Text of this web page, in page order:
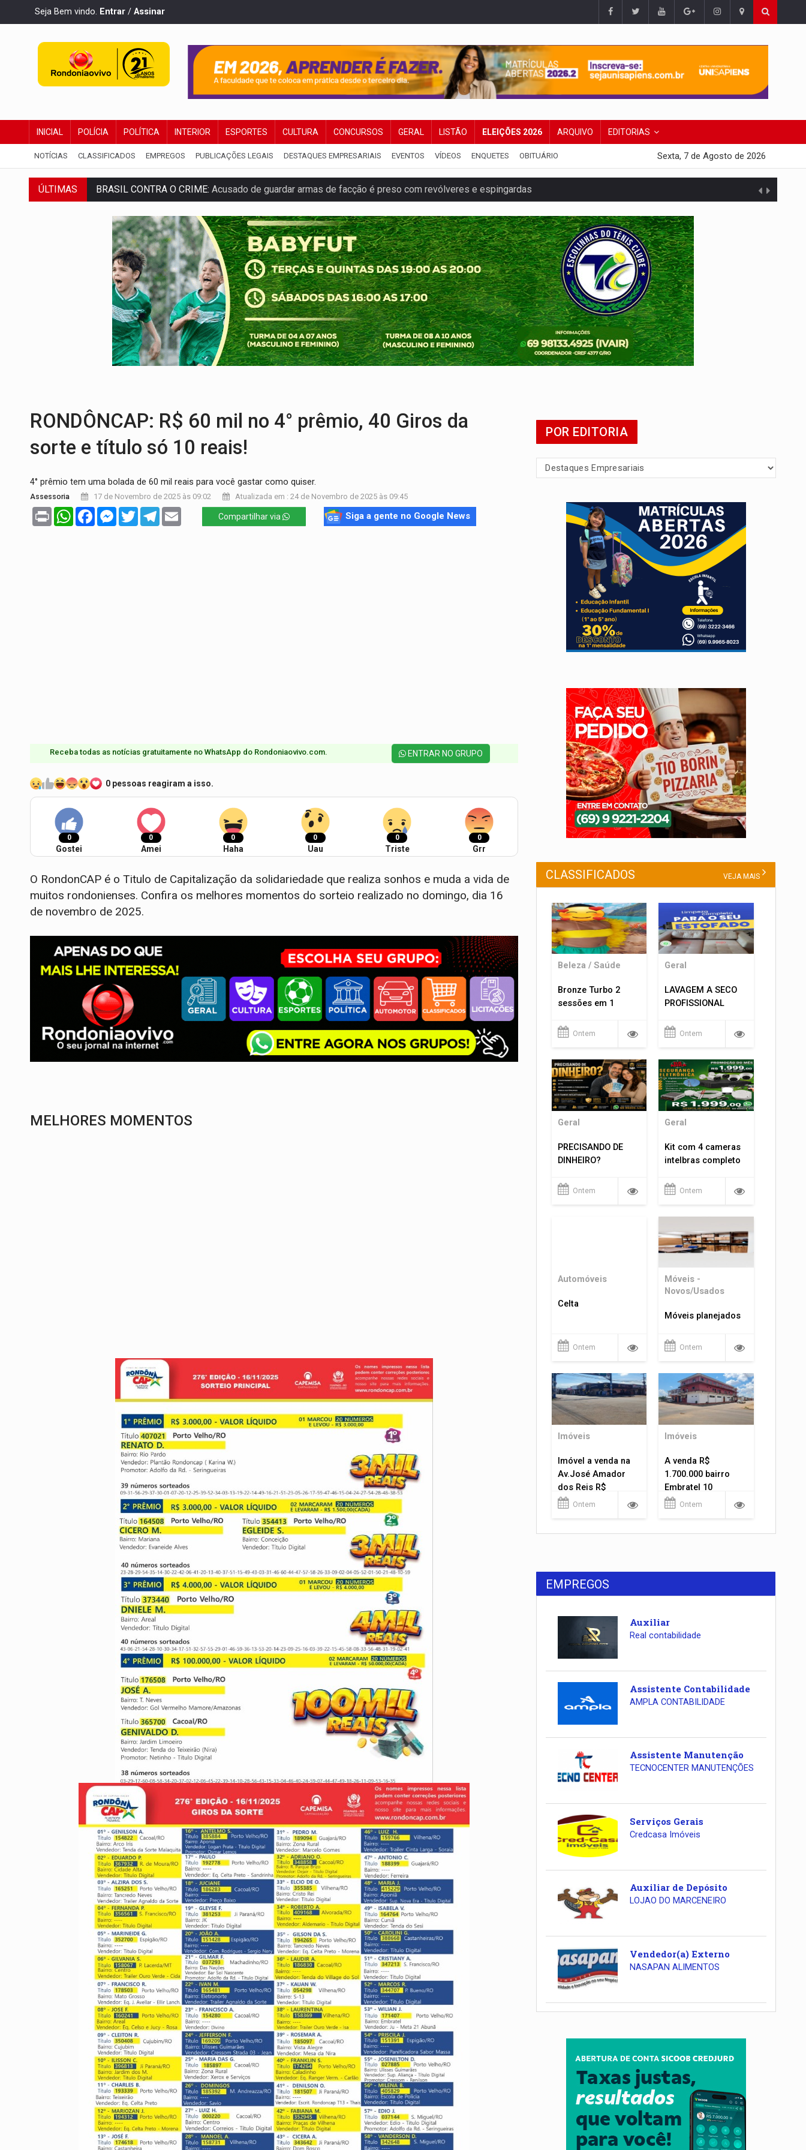
Seja Bem vindo. Entrar / Assinar
INICIAL POLÍCIA POLÍTICA INTERIOR ESPORTES CULTURA CONCURSOS GERAL LISTÃO ELEIÇÕES 2026 ARQUIVO EDITORIAS
NOTÍCIAS CLASSIFICADOS EMPREGOS PUBLICAÇÕES LEGAIS DESTAQUES EMPRESARIAIS EVENTOS VÍDEOS ENQUETES OBITUÁRIO Sexta, 7 de Agosto de 2026
ÚLTIMAS BRASIL CONTRA O CRIME: Acusado de guardar armas de facção é preso com revólveres e espingardas
TRANSPORTE DE ARROZ:MPF assegura cumprimento da legislação sobre transporte de cargas por empresa
DEEPFAKE:Sancionada lei contra violência sexual infantil na internet e via IA
COLEGIADO:Brasil e Rússia discutem energia nuclear, defesa e ciência em Brasília
URGENTE:Colisão entre caminhão e carro deixa quatro mortos e um em estado grave na BR
ENCONTRO:Amazônia Negra ganha projeção nacional com participação de Marcela Bonfim
PREVISÃO:Porto Velho tem chances de chuvas isoladas nesta sexta-feira (7)
RONDÔNCAP: R$ 60 mil no 4° prêmio, 40 Giros da
sorte e título só 10 reais!
4° prêmio tem uma bolada de 60 mil reais para você gastar como quiser.
Assessoria 17 de Novembro de 2025 às 09:02 Atualizada em : 24 de Novembro de 2025 às 09:45
Print WhatsAppFacebookMessenger
TwitterTelegram Compartilhar via Siga a gente no Google News
Receba todas as notícias gratuitamente no WhatsApp do Rondoniaovivo.com.​ ENTRAR NO GRUPO
0 pessoas reagiram a isso.
0
Gostei
0
Amei
0
Haha
0
Uau
0
Triste
0
Grr
O RondonCAP é o Titulo de Capitalização da solidariedade que realiza sonhos e muda a vida de
muitos rondonienses. Confira os melhores momentos do sorteio realizado no domingo, dia 16
de novembro de 2025.
MELHORES MOMENTOS
POR EDITORIA
CLASSIFICADOS VEJA MAIS
Beleza / Saúde
Bronze Turbo 2
sessões em 1
Ontem
Geral
LAVAGEM A SECO
PROFISSIONAL
Ontem
Geral
PRECISANDO DE
DINHEIRO?
Ontem
Geral
Kit com 4 cameras
intelbras completo
Ontem
Automóveis
Celta
Ontem
Móveis -
Novos/Usados
Móveis planejados
Ontem
Imóveis
Imóvel a venda na
Av.José Amador
dos Reis R$
1.400.000
Ontem
Imóveis
A venda R$
1.700.000 bairro
Embratel 10
apartamentos!
Ontem
EMPREGOS
Auxiliar
Real contabilidade
Assistente Contabilidade
AMPLA CONTABILIDADE
Assistente Manutenção
TECNOCENTER MANUTENÇÕES
Serviços Gerais
Credcasa Imóveis
Auxiliar de Depósito
LOJAO DO MARCENEIRO
Vendedor(a) Externo
NASAPAN ALIMENTOS